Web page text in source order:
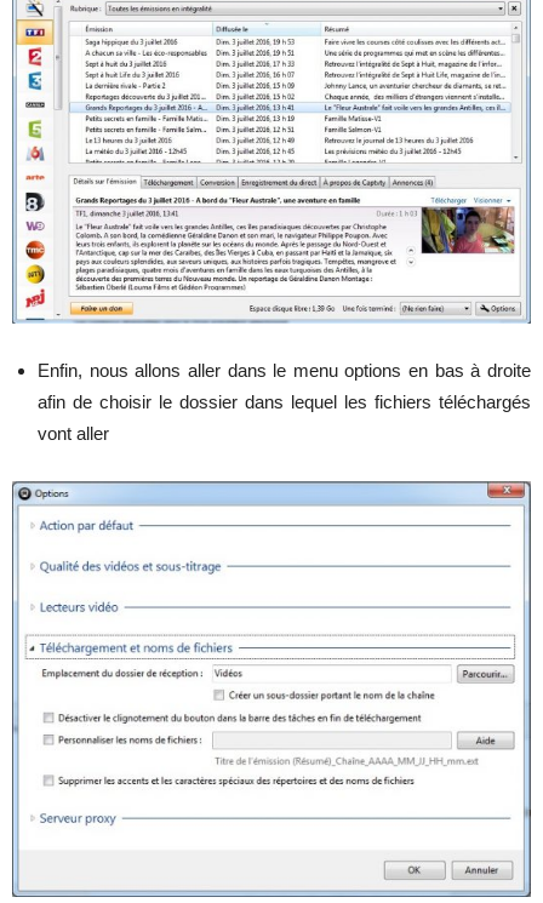
Enfin, nous allons aller dans le menu options en bas à droite
afin de choisir le dossier dans lequel les fichiers téléchargés
vont aller